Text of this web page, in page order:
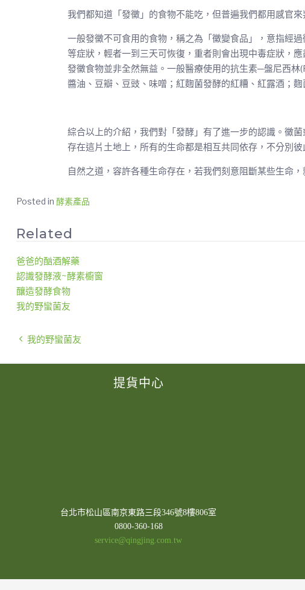
我們都知道「發黴」的食物不能吃，但普遍我們都用感官
一般發黴不可食用的食物，稱之為「黴變食品」，意指經
等症狀，輕者一到三天可恢復，重者則會出現中毒症狀，應
發黴食物並非全然無益。一般醫療使用的抗生素─盤尼西
醬油、豆瓣、豆豉、味噌；紅麴菌發酵的紅糟、紅露酒；
綜合以上的介紹，我們對「發酵」有了進一步的認識。黴
存在這片土地上，所有的生命都是相互共同依存，不分別
自然之道，容許各種生命存在，若我們刻意阻斷某些生命
Posted in 酵素產品
Related
爸爸的酗酒解藥
認識發酵液~酵素櫥窗
釀造發酵食物
我的野蠻菌友
我的野蠻菌友
提貨中心
台北市松山區南京東路三段346號8樓806室
0800-360-168
service@qingjing.com.tw